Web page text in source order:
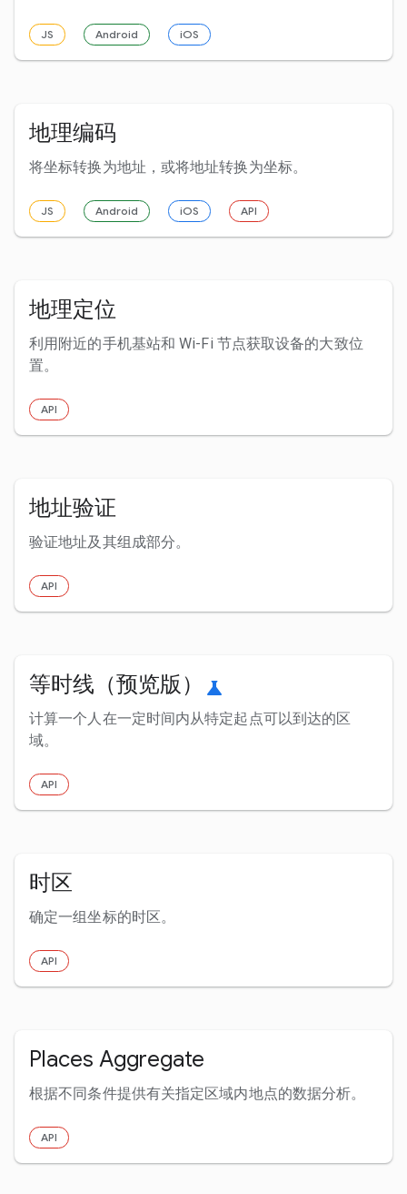
JS Android iOS
地理编码
将坐标转换为地址，或将地址转换为坐标。
JS Android iOS API
地理定位
利用附近的手机基站和 Wi-Fi 节点获取设备的大致位
置。
API
地址验证
验证地址及其组成部分。
API
等时线（预览版） science
计算一个人在一定时间内从特定起点可以到达的区
域。
API
时区
确定一组坐标的时区。
API
Places Aggregate
根据不同条件提供有关指定区域内地点的数据分析。
API